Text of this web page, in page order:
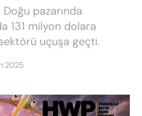
pazarında
131 milyon dolara
uçuşa geçti.
2025